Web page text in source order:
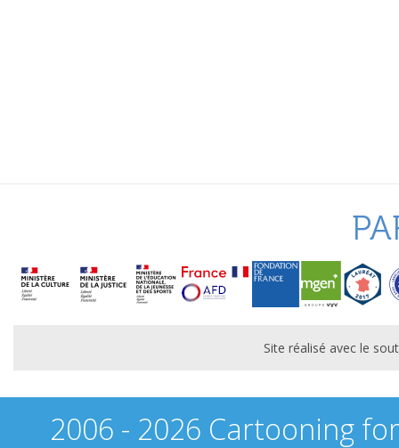
Site réalisé avec le
2006 - 2026 Cartooning